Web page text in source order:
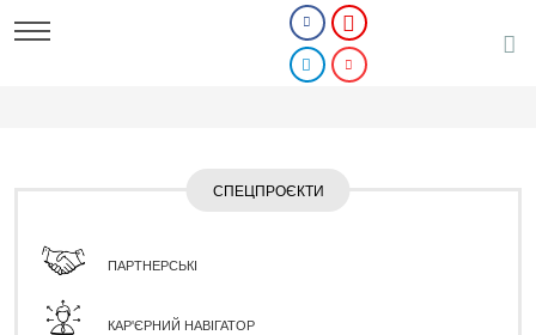
СПЕЦПРОЄКТИ
ПАРТНЕРСЬКІ
КАР'ЄРНИЙ НАВІГАТОР